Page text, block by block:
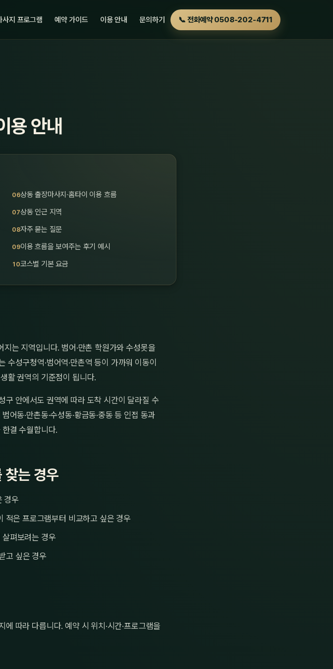
사지 프로그램 예약 가이드 이용 안내 문의하기 📞 전화예약 0508-202-4711
용 안내
상동 출장마사지·홈타이 이용 흐름
상동 인근 지역
자주 묻는 질문
이용 흐름을 보여주는 후기 예시
코스별 기본 요금
는 지역입니다. 범어·만촌 학원가와 수성못을
성구청역·범어역·만촌역 등이 가까워 이동이
활 권역의 기준점이 됩니다.
구 안에서도 권역에 따라 도착 시간이 달라질 수
어동·만촌동·수성동·황금동·중동 등 인접 동과
결 수월합니다.
찾는 경우
경우
적은 프로그램부터 비교하고 싶은 경우
펴보려는 경우
고 싶은 경우
따라 다릅니다. 예약 시 위치·시간·프로그램을